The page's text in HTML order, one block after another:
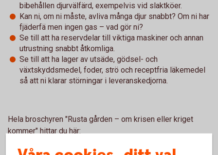
bibehållen djurvälfärd, exempelvis vid slaktköer.
Kan ni, om ni måste, avliva många djur snabbt? Om ni har
fjäderfä men ingen gas – vad gör ni?
Se till att ha reservdelar till viktiga maskiner och annan
utrustning snabbt åtkomliga.
Se till att ha lager av utsäde, gödsel- och
växtskyddsmedel, foder, strö och receptfria läkemedel
så att ni klarar störningar i leveranskedjorna.
Hela broschyren "Rusta gården – om krisen eller kriget
kommer" hittar du här:
Rusta gården – om krisen eller kriget kommer